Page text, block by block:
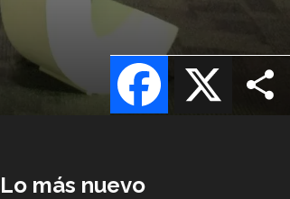
X
Facebook
Lo más nuevo